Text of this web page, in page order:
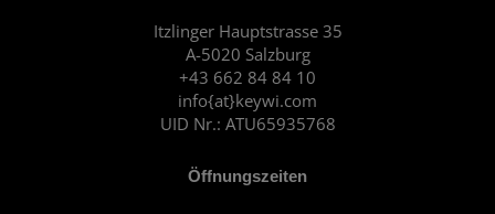
Itzlinger Hauptstrasse 35
A-5020 Salzburg
+43 662 84 84 10
info{at}keywi.com
UID Nr.: ATU65935768
Öffnungszeiten
o
k
r
a
m